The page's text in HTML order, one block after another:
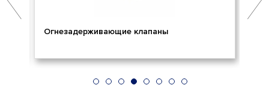
Огнезадерживающие клапаны